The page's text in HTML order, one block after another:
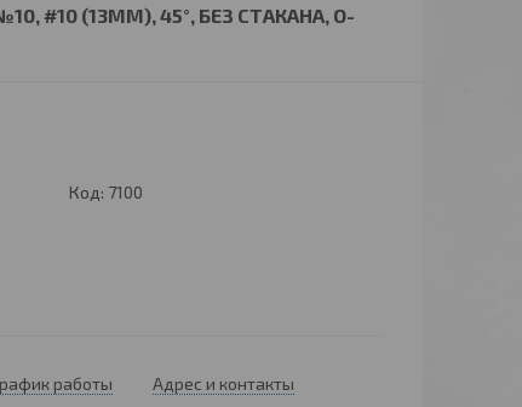
#10 (13ММ), 45°, БЕЗ СТАКАНА, O-
Код: 7100
работы Адрес и контакты